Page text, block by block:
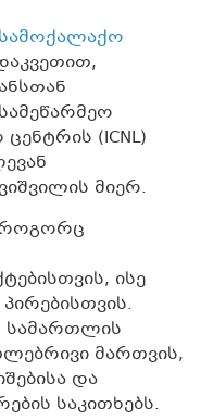
სამოქალაქო
(ICNL)
მიერ.
როგორც
ისე
სამართლის
მართვის,
და
საკითხებს.